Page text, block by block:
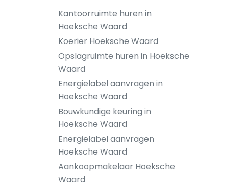
Kantoorruimte huren in
Hoeksche Waard
Koerier Hoeksche Waard
Opslagruimte huren in Hoeksche
Waard
Energielabel aanvragen in
Hoeksche Waard
Bouwkundige keuring in
Hoeksche Waard
Energielabel aanvragen
Hoeksche Waard
Aankoopmakelaar Hoeksche
Waard